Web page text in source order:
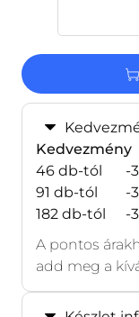
Kedvezmény
46 db-tól
-
91 db-tól
-
182 db-tól
-
A pontos
add meg a